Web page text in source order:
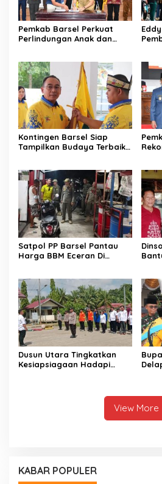
Pemkab Barsel Perkuat
Perlindungan Anak dan
Kontingen Barsel Siap
Tampilkan Budaya Terbaik
Satpol PP Barsel Pantau
Harga BBM Eceran Di
Dusun Utara Tingkatkan
Kesiapsiagaan Hadapi
View More
KABAR POPULER